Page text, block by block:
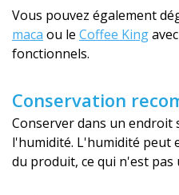
Vous pouvez également
maca ou le Coffee King
fonctionnels.
Conservation
Conserver dans un endroit
l'humidité. L'humidité peut
du produit, ce qui n'est pas